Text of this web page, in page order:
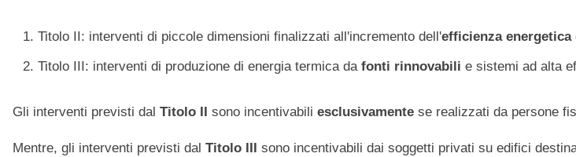
Titolo II: interventi di piccole dimensioni finalizzati all'incremento dell'efficienza energetica
Titolo III: interventi di produzione di energia termica da fonti rinnovabili e sistemi ad alta
Gli interventi previsti dal Titolo II sono incentivabili esclusivamente se realizzati da persone
Mentre, gli interventi previsti dal Titolo III sono incentivabili dai soggetti privati su edifici